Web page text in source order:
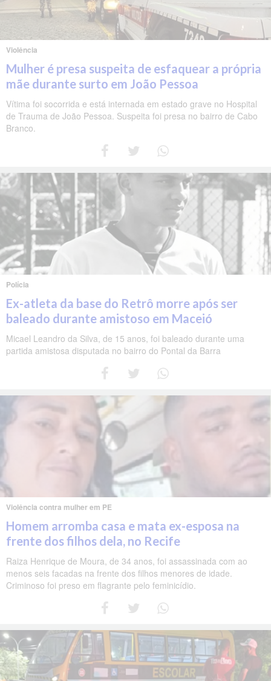
Violência
Mulher é presa suspeita de esfaquear a própria
mãe durante surto em João Pessoa
Vítima foi socorrida e está internada em estado grave no Hospital
de Trauma de João Pessoa. Suspeita foi presa no bairro de Cabo
Branco.
Polícia
Ex-atleta da base do Retrô morre após ser
baleado durante amistoso em Maceió
Micael Leandro da Silva, de 15 anos, foi baleado durante uma
partida amistosa disputada no bairro do Pontal da Barra
Violência contra mulher em PE
Homem arromba casa e mata ex-esposa na
frente dos filhos dela, no Recife
Raiza Henrique de Moura, de 34 anos, foi assassinada com ao
menos seis facadas na frente dos filhos menores de idade.
Criminoso foi preso em flagrante pelo feminicídio.